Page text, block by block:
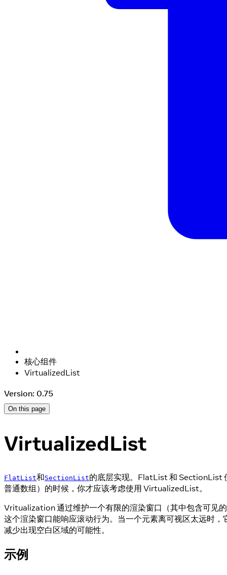
核心组件
VirtualizedList
Version: 0.75
On this page
VirtualizedList
FlatList和SectionList的底层实现。FlatList 和 SectionList
普通数组）的时候，你才应该考虑使用 VirtualizedList。
Vritualization 通过维护一个有限的渲染窗口（其中包含可见
这个渲染窗口能响应滚动行为。当一个元素离可视区太远时
减少出现空白区域的可能性。
示例